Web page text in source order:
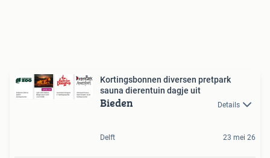
Kortingsbonnen diversen pretpark
sauna dierentuin dagje uit
Bieden Details
Delft 23 mei 26